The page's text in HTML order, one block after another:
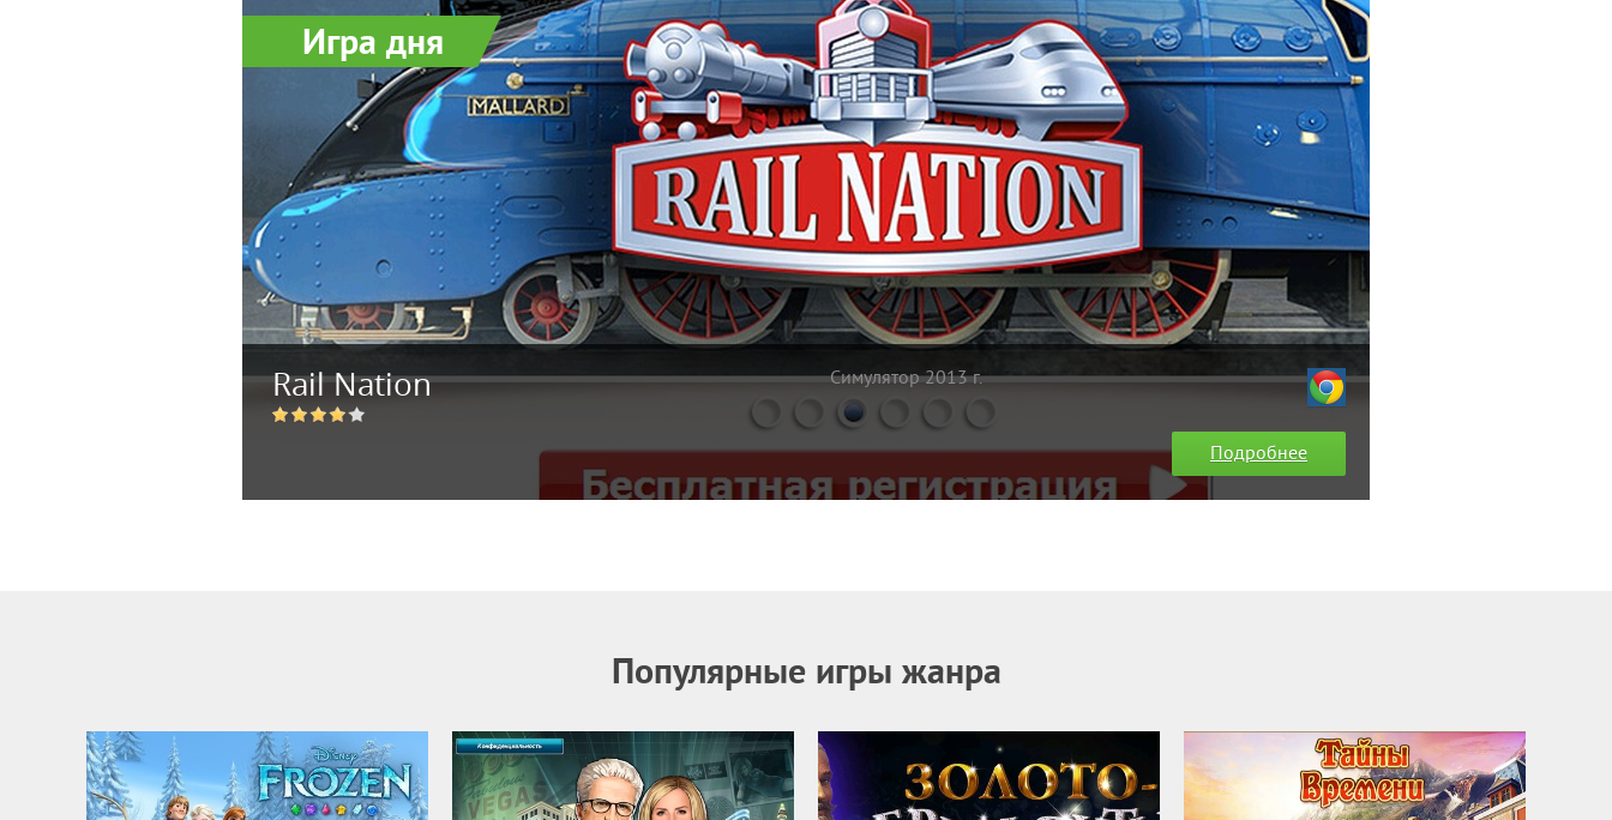
Игра дня
Rail Nation Симулятор 2013 г.
Подробнее
Популярные игры жанра